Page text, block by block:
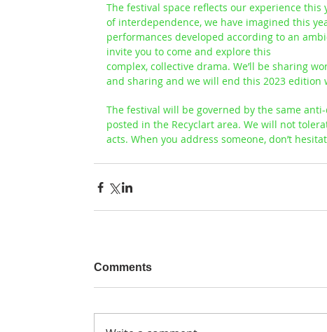
The festival space reflects our experience
of interdependence, we have imagined this
performances developed according to an
invite you to come and explore this
complex, collective drama. We’ll be sharing
and sharing and we will end this 2023 edition
The festival will be governed by the same
posted in the Recyclart area. We will not
acts. When you address someone, don’t
Comments